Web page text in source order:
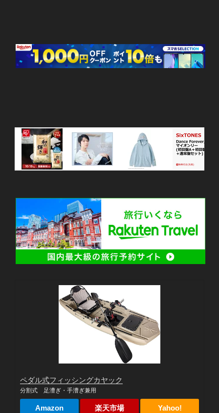
ペダル式フィッシングカヤック
分割式 足漕ぎ・手漕ぎ兼用
Amazon 楽天市場 Yahoo!